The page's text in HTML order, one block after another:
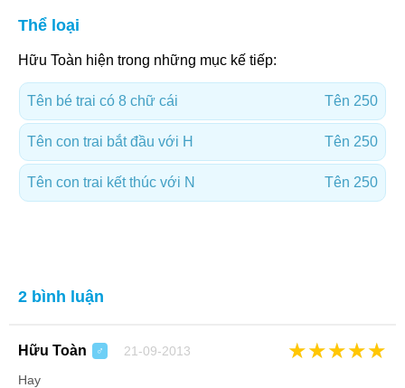
Thể loại
Hữu Toàn hiện trong những mục kế tiếp:
Tên bé trai có 8 chữ cái Tên 250
Tên con trai bắt đầu với H Tên 250
Tên con trai kết thúc với N Tên 250
2 bình luận
Hữu Toàn ♂ 21-09-2013 ★★★★★
Hay